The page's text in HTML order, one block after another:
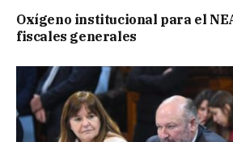
Oxígeno institucional para el
fiscales generales